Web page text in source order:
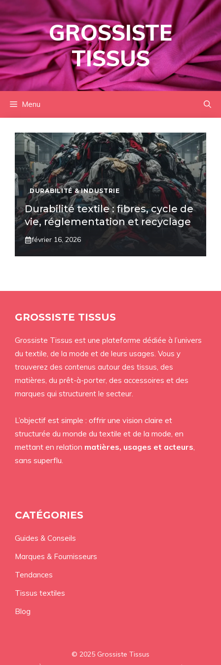
au
contenu
GROSSISTE
TISSUS
Menu
DURABILITÉ & INDUSTRIE
Durabilité textile : fibres, cycle de
vie, réglementation et recyclage
février 16, 2026
GROSSISTE TISSUS
Grossiste Tissus est une plateforme dédiée à l’univers
du textile, de la mode et de leurs usages. Vous y
trouverez des contenus autour des tissus, des
matières, du prêt-à-porter, des accessoires et des
marques qui structurent le secteur.
L’objectif est simple : offrir une vision claire et
structurée du monde du textile et de la mode, en
mettant en relation matières, usages et acteurs,
sans superflu.
CATÉGORIES
Guides & Conseils
Marques & Fournisseurs
Tendances
Tissus textiles
Blog
© 2025 Grossiste Tissus